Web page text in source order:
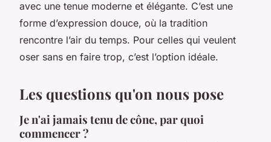
avec une tenue moderne et élégante. C’est une
forme d’expression douce, où la tradition
rencontre l’air du temps. Pour celles qui veulent
oser sans en faire trop, c’est l’option idéale.
Les questions qu'on nous pose
Je n'ai jamais tenu de cône, par quoi
commencer ?